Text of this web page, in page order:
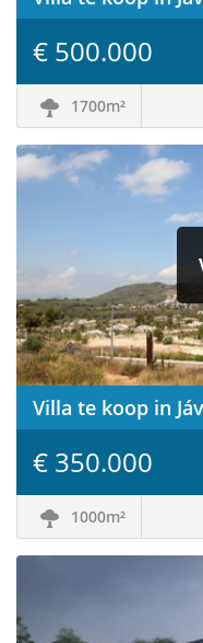
€ 500.000
1700m²
Villa te koop in
€ 350.000
1000m²